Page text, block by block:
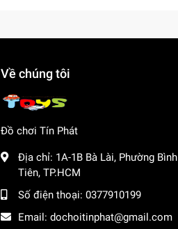
Về chúng tôi
Đồ chơi Tín Phát
Địa chỉ: 1A-1B Bà Lài, Phường Bình
Tiên, TP.HCM
Số điện thoại: 0377910199
Email: dochoitinphat@gmail.com